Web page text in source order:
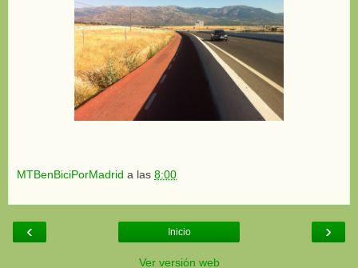
MTBenBiciPorMadrid a las 8:00
‹ ›
Inicio
Ver versión web